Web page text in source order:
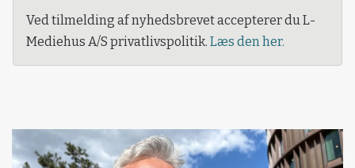
Ved tilmelding af nyhedsbrevet accepterer du L-
Mediehus A/S privatlivspolitik. Læs den her.